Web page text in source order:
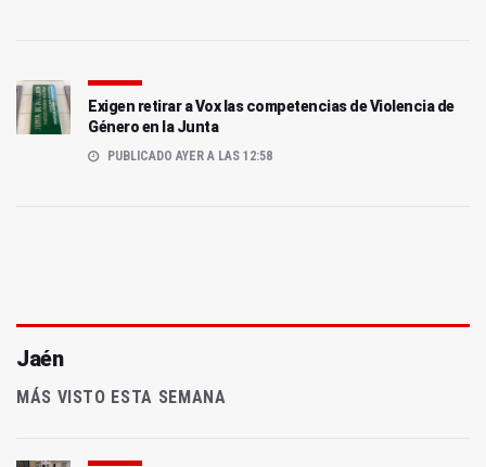
Exigen retirar a Vox las competencias de Violencia de
Género en la Junta
PUBLICADO AYER A LAS 12:58
Jaén
MÁS VISTO ESTA SEMANA